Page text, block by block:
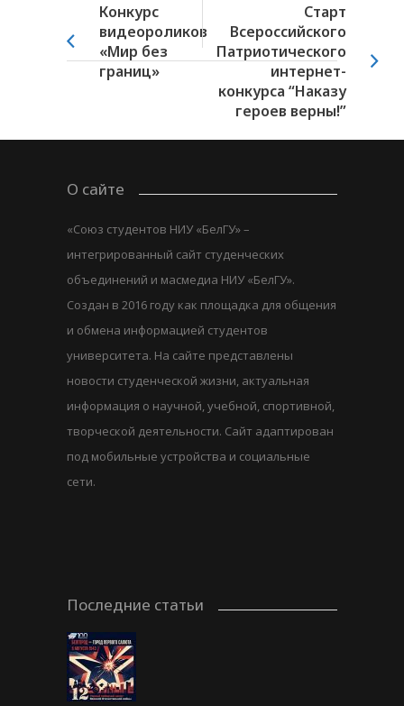
Конкурс
видеороликов
«Мир без
границ»
Старт
Всероссийского
Патриотического
интернет-
конкурса “Наказу
героев верны!”
О сайте
«Союз студентов НИУ «БелГУ» –
интегрированный сайт студенческих
объединений и масмедиа НИУ «БелГУ».
Создан в 2016 году как площадка для общения
и обмена информацией студентов
университета. На сайте представлены
новости студенческой жизни, актуальная
информация о научной, учебной, спортивной,
творческой деятельности. Сайт адаптирован
под мобильные устройства и социальные
сети.
Последние статьи